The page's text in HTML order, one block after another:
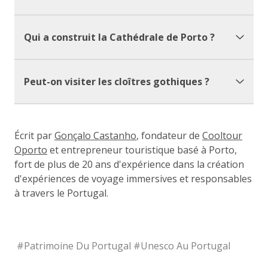
Qui a construit la Cathédrale de Porto ?
Peut-on visiter les cloîtres gothiques ?
Écrit parGonçalo Castanho, fondateur de Cooltour
Oporto et entrepreneur touristique basé à Porto,
fort de plus de 20 ans d'expérience dans la création
d'expériences de voyage immersives et responsables
à travers le Portugal.
#Patrimoine Du Portugal #Unesco Au Portugal